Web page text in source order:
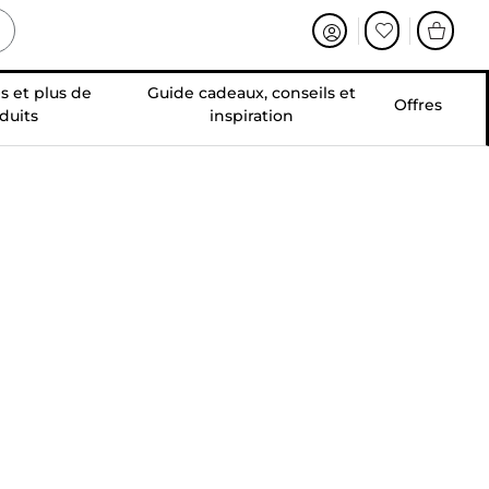
et plus de
Guide cadeaux, conseils et
inspiration
Offres